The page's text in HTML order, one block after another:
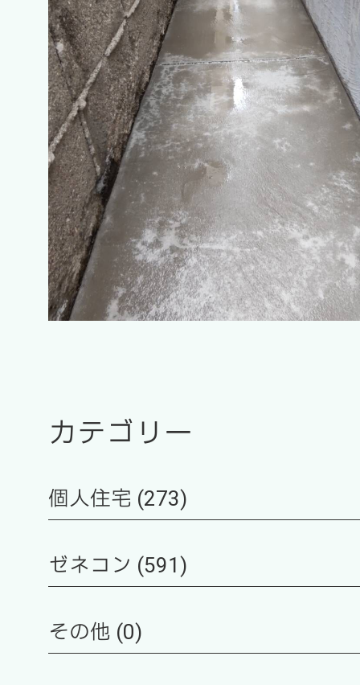
カテゴリー
個人住宅 (273)
ゼネコン (591)
その他 (0)